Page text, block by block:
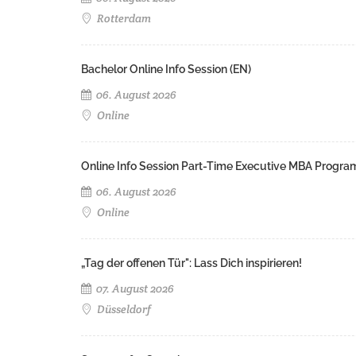
Rotterdam
Bachelor Online Info Session (EN)
06. August 2026
Online
Online Info Session Part-Time Executive MBA
06. August 2026
Online
„Tag der offenen Tür": Lass Dich inspirieren!
07. August 2026
Düsseldorf